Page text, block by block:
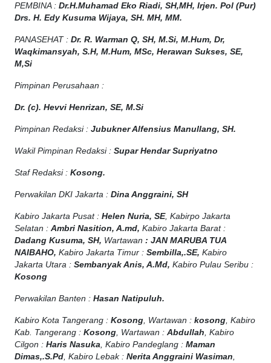
PEMBINA : Dr.H.Muhamad Eko Riadi, SH,MH, Irjen. Pol (Pur)
Drs. H. Edy Kusuma Wijaya, SH. MH, MM.
PANASEHAT : Dr. R. Warman Q, SH, M.Si, M.Hum, Dr,
Waqkimansyah, S.H, M.Hum, MSc, Herawan Sukses, SE,
M,Si
Pimpinan Perusahaan :
Dr. (c). Hevvi Henrizan, SE, M.Si
Pimpinan Redaksi : Jubukner Alfensius Manullang, SH.
Wakil Pimpinan Redaksi : Supar Hendar Supriyatno
Staf Redaksi : Kosong.
Perwakilan DKI Jakarta : Dina Anggraini, SH
Kabiro Jakarta Pusat : Helen Nuria, SE, Kabirpo Jakarta
Selatan : Ambri Nasition, A.md, Kabiro Jakarta Barat :
Dadang Kusuma, SH, Wartawan : JAN MARUBA TUA
NAIBAHO, Kabiro Jakarta Timur : Sembilla,.SE, Kabiro
Jakarta Utara : Sembanyak Anis, A.Md, Kabiro Pulau Seribu :
Kosong
Perwakilan Banten : Hasan Natipuluh.
Kabiro Kota Tangerang : Kosong , Wartawan : kosong , Kabiro
Kab. Tangerang : Kosong , Wartawan : Abdullah , Kabiro
Cilgon : Haris Nasuka , Kabiro Pandeglang : Maman
Dimas,.S.Pd , Kabiro Lebak : Nerita Anggraini Wasiman